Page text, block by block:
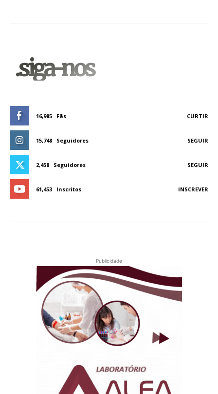
.siga-nos
16,985 Fãs CURTIR
15,748 Seguidores SEGUIR
2,458 Seguidores SEGUIR
61,453 Inscritos INSCREVER
Publicidade